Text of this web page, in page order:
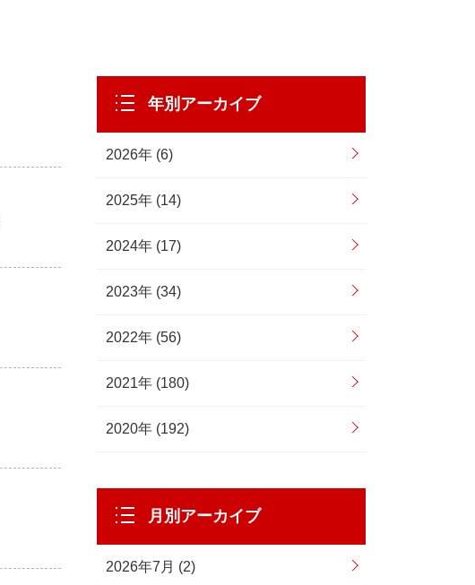
年別アーカイブ
2026年 (6)
2025年 (14)
2024年 (17)
2023年 (34)
2022年 (56)
2021年 (180)
2020年 (192)
月別アーカイブ
2026年7月 (2)